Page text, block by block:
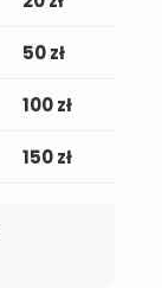
50 zł
100 zł
150 zł